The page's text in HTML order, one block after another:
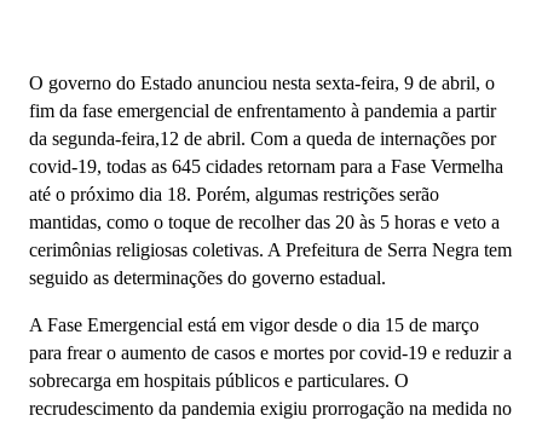
O governo do Estado anunciou nesta sexta-feira, 9 de abril, o
fim da fase emergencial de enfrentamento à pandemia a partir
da segunda-feira,12 de abril. Com a queda de internações por
covid-19, todas as 645 cidades retornam para a Fase Vermelha
até o próximo dia 18. Porém, algumas restrições serão
mantidas, como o toque de recolher das 20 às 5 horas e veto a
cerimônias religiosas coletivas. A Prefeitura de Serra Negra tem
seguido as determinações do governo estadual.
A Fase Emergencial está em vigor desde o dia 15 de março
para frear o aumento de casos e mortes por covid-19 e reduzir a
sobrecarga em hospitais públicos e particulares. O
recrudescimento da pandemia exigiu prorrogação na medida no